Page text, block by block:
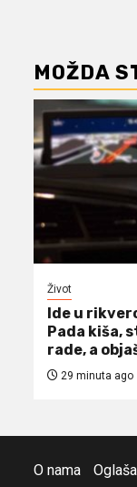
MOŽDA
Život
Ide u
Pada kiša,
rade, a
29 minuta ago
O nama